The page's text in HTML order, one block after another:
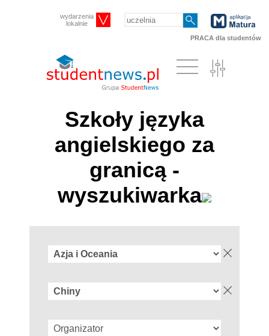
wydarzenia
lokalnie
PRACA dla studentów
Szkoły języka
angielskiego za
granicą -
wyszukiwarka